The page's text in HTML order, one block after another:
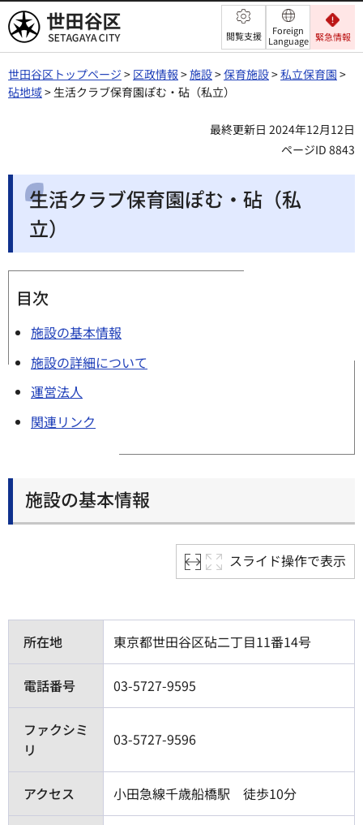
世田谷区 閲覧支援
Foreign
Language 緊急情報
世田谷区トップページ > 区政情報 >施設>保育施設>私立保育園 >
砧地域> 生活クラブ保育園ぽむ・砧（私立）
最終更新日 2024年12月12日
ページID 8843
生活クラブ保育園ぽむ・砧（私
立）
目次
施設の基本情報
施設の詳細について
運営法人
関連リンク
施設の基本情報
スライド操作で表示
所在地 東京都世田谷区砧二丁目11番14号
電話番号 03-5727-9595
ファクシミ
リ
03-5727-9596
アクセス 小田急線千歳船橋駅 徒歩10分